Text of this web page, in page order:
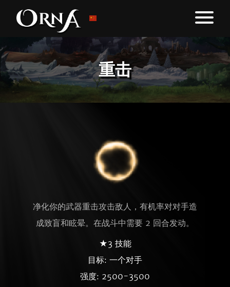
重击
净化你的武器重击攻击敌人，有机率对对手造
成致盲和眩晕。在战斗中需要 2 回合发动。
★3 技能
目标: 一个对手
强度: 2500-3500